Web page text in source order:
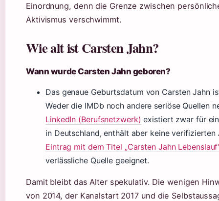
Einordnung, denn die Grenze zwischen
Aktivismus verschwimmt.
Wie alt ist Carsten Jahn?
Wann wurde Carsten Jahn geboren?
Das genaue Geburtsdatum von Carsten Jahn
Weder die IMDb noch andere seriöse Quellen
LinkedIn (Berufsnetzwerk) existiert zwar für
in Deutschland, enthält aber keine
Eintrag mit dem Titel „Carsten Jahn
verlässliche Quelle geeignet.
Damit bleibt das Alter spekulativ. Die wenigen
von 2014, der Kanalstart 2017 und die